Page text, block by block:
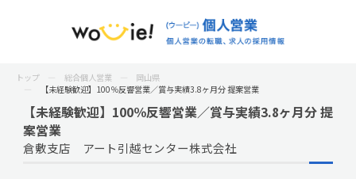
トップ 総合個人営業
岡山県
【未経験歓迎】100％反響営業／賞与実績3.8ヶ月分 提案営業
【未経験歓迎】100％反響営業／賞与実績3.8ヶ月分 提
案営業
倉敷支店 アート引越センター株式会社